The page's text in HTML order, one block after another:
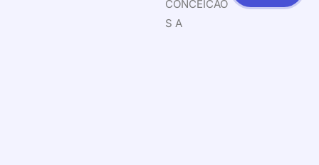
CONCEICAO
S A